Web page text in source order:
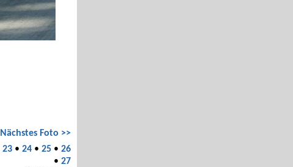
Nächstes Foto >>
23 • 24 • 25 • 26
• 27